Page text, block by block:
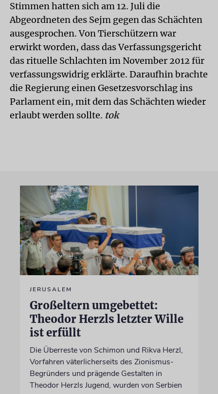
Stimmen hatten sich am 12. Juli die
Abgeordneten des Sejm gegen das Schächten
ausgesprochen. Von Tierschützern war
erwirkt worden, dass das Verfassungsgericht
das rituelle Schlachten im November 2012 für
verfassungswidrig erklärte. Daraufhin brachte
die Regierung einen Gesetzesvorschlag ins
Parlament ein, mit dem das Schächten wieder
erlaubt werden sollte. tok
JERUSALEM
Großeltern umgebettet:
Theodor Herzls letzter Wille
ist erfüllt
Die Überreste von Schimon und Rikva Herzl,
Vorfahren väterlicherseits des Zionismus-
Begründers und prägende Gestalten in
Theodor Herzls Jugend, wurden von Serbien